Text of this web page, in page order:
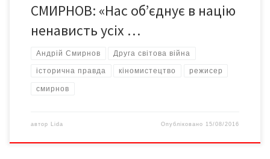
СМИРНОВ: «Нас об’єднує в націю
ненависть усіх …
Андрій Смирнов Друга світова війна
історична правда кіномистецтво режисер
смирнов
автор Lida Опубліковано 15/08/2016